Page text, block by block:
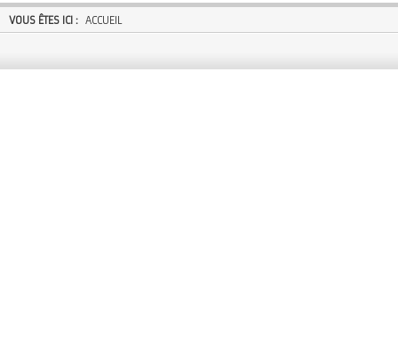
VOUS ÊTES ICI : ACCUEIL